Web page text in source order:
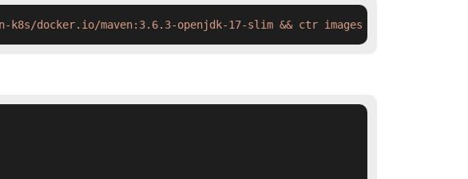
k8s/docker.io/maven:3.6.3-openjdk-17-slim && ctr images tag  swr.cn-